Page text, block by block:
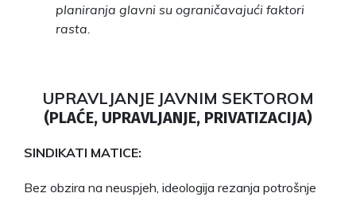
planiranja glavni su ograničavajući faktori
rasta.
UPRAVLJANJE JAVNIM SEKTOROM
(PLAĆE, UPRAVLJANJE, PRIVATIZACIJA)
SINDIKATI MATICE:
Bez obzira na neuspjeh, ideologija rezanja potrošnje